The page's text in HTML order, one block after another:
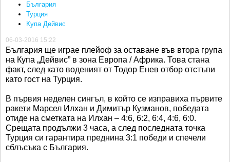
България
Турция
Купа Дейвис
06-03-2016 15:22
България ще играе плейоф за оставане във втора група
на Купа „Дейвис” в зона Европа / Африка. Това стана
факт, след като воденият от Тодор Енев отбор отстъпи
като гост на Турция.
В първия неделен сингъл, в който се изправиха първите
ракети Марсел Илхан и Димитър Кузманов, победата
отиде на сметката на Илхан – 4:6, 6:2, 6:4, 4:6, 6:0.
Срещата продължи 3 часа, а след последната точка
Турция си гарантира преднина 3:1 победи и спечели
сблъсъка с България.